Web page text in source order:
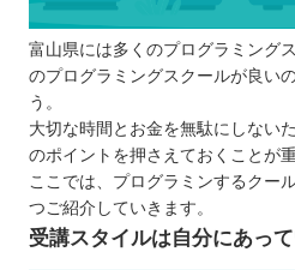
富山県には多くのプログラミング
のプログラミングスクールが良い
う。
大切な時間とお金を無駄にしない
のポイントを押さえておくことが重
ここでは、プログラミンするクー
つご紹介していきます。
受講スタイルは自分にあっ